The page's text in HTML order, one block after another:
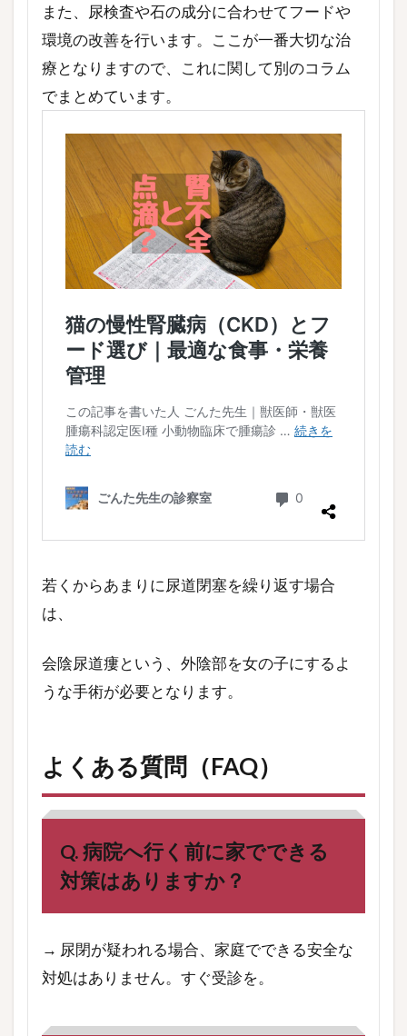
また、尿検査や石の成分に合わせてフードや
環境の改善を行います。ここが一番大切な治
療となりますので、これに関して別のコラム
でまとめています。
若くからあまりに尿道閉塞を繰り返す場合
は、
会陰尿道瘻という、外陰部を女の子にするよ
うな手術が必要となります。
よくある質問（FAQ）
Q. 病院へ行く前に家でできる
対策はありますか？
→ 尿閉が疑われる場合、家庭でできる安全な
対処はありません。すぐ受診を。